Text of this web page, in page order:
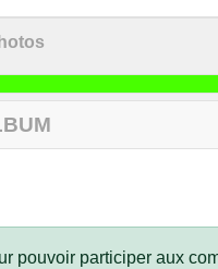
pouvoir participer aux